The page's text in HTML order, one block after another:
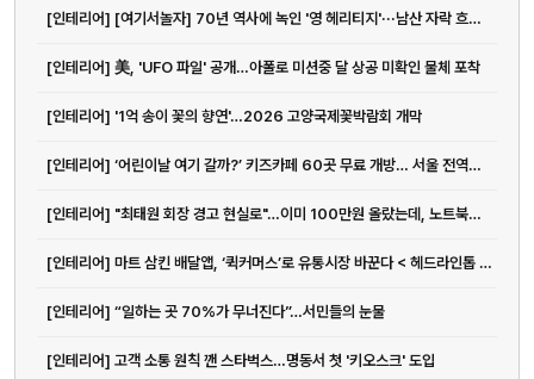
[인테리어] [여기서놀자] 70년 역사에 녹인 '영 헤리티지'···남산 자락 흐르는 앰...
[인테리어] 美, 'UFO 파일' 공개…아폴로 미션중 달 상공 미확인 물체 포착
[인테리어] '1억 송이 꽃의 향연'…2026 고양국제꽃박람회 개막
[인테리어] ‘어린이날 여기 갈까?’ 키즈카페 60곳 무료 개방… 서울 전역이 놀이...
[인테리어] "최태원 회장 경고 현실로"…이미 100만원 올랐는데, 노트북값 더 오른다고?
[인테리어] 마트 삼킨 배달앱, ‘퀵커머스’로 유통시장 바꾼다 < 헤드라인톱 <...
[인테리어] “일하는 곳 70%가 무너진다”…서민들의 눈물
[인테리어] 고객 소통 원칙 깬 스타벅스…명동서 첫 '키오스크' 도입
051-711-2397
이메일
부산 강서구 명지국제2로 41